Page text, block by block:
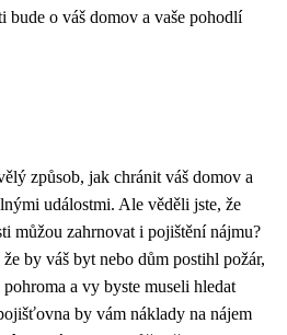
bude o váš domov a vaše pohodlí
způsob, jak chránit váš domov a
událostmi. Ale věděli jste, že
můžou zahrnovat i pojištění nájmu?
by váš byt nebo dům postihl požár,
a vy byste museli hledat
by vám náklady na nájem